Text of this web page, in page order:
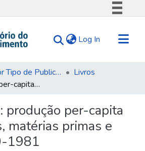
Comunica BR
Acesso à informação
Log In (current)
Navegar por Tipo de Publicação
Livros
Brasil : produção per-capita de alimentos, matérias primas e fibras : 1960-1981
produção per-capita
matérias primas e
1981